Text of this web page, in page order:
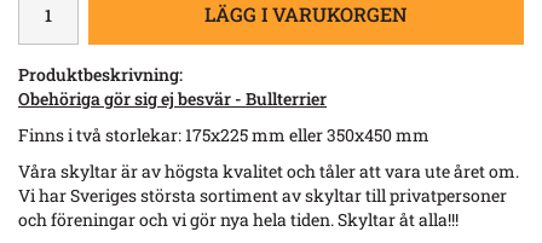
LÄGG I VARUKORGEN
Produktbeskrivning:
Obehöriga gör sig ej besvär - Bullterrier​
Finns i två storlekar: 175x225 mm eller 350x450 mm
Våra skyltar är av högsta kvalitet och tåler att vara ute året om.
Vi har Sveriges största sortiment av skyltar till privatpersoner
och föreningar och vi gör nya hela tiden. Skyltar åt alla!!!